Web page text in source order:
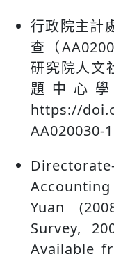
行政院主計
查（
研究院人文
題中心
https://
AA020030-1
Yuan
Survey,
Available